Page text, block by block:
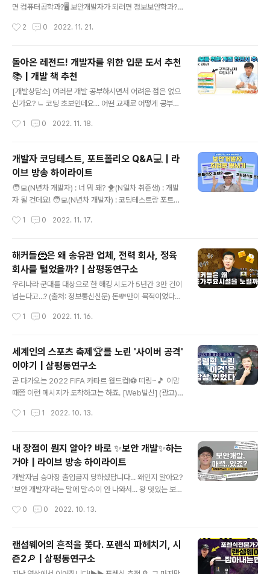
면 컴퓨터공학과?🖥️ 보안개발자가 되려면 정보보안학과?
🌱에서 ✨현직 개발자✨가 된 나… 어떻게 보안 개발자로
공개합니다! 삼평동연구소 스마트폰, 컴퓨터 안 쓰시는 분
거의 없으시죠? 조금만 더 알고 쓰면 스마트한 IT생활을 즐
길 수 있습니다. ◈ 컴퓨터, IT 그리고 보안에 대한 이야기
를 쉽고 재미있게 나누고자 합니다 ◈ www.youtube.co
m
2 0 2022. 11. 21.
돌아온 레전드! 개발자를 위한 입문 도서 추천
📚 | 개발 책 추천
[개발상담소] 여러분 개발 공부하시면서 어려운 점은 없으
신가요? ㄴ 코딩 초보인데요... 어떤 교재로 어떻게 공부하
000페이지가 넘어가더라구요...?😱 도저히 엄두가 나지
어, C++, Java, Git&GitHub 핵심 포인트와 공부방법까
지❗ 당신의 개발 레벨업을 도와줄 ✨보안 개발 현직자의 책
추천✨ 아래 영상에서 감상해보실까요? 삼평동연구소 스
마트폰, 컴퓨터 안 쓰시는 분 거의 없으시죠? 조금만 더 알
고 쓰면 스마트한 IT생활을 즐길 수 있습니다. ◈ 컴퓨터, I
합니다 ◈ www.youtube.com
1 0 2022. 11. 18.
개발자 코딩테스트, 포트폴리오 Q&A💻 | 라
이브 방송 하이라이트
🧑‍💻(N년차 개발자) : 너 뭐 돼? 🐥(N일차 취준생) : 개발
자 될 건데요! 🧑‍💻(N년차 개발자) : 코딩테스트랑 포트폴
차 개발자) : ... 이제는 정적 그만-! 개발자로 취업하기 위해
트가 중요한 이유? 포트폴리오 작성법? 토이 프로젝트 주
제 추천? 직무 선택 고민? 지금 메모 필기📝 준비하시고 삼
평동연구소로 찾아오세요! 삼평동연구소 스마트폰, 컴퓨터
안 쓰시는 분 거의 없으시죠? 조금만 더 알고 쓰면 스마트
한 IT생활을 즐길 수 있습니다. ◈ 컴퓨터, IT 그리고 보안
w.youtube.com
1 0 2022. 11. 17.
해커들🦹은 왜 송유관 업체, 전력 회사, 정육
회사를 털었을까? | 삼평동연구소
우리나라 군대를 대상으로 한 해킹 시도가 5년간 3만 건이
넘는다고...? (출처: 정보통신신문) 돈💸만이 목적이었다면,
경제 및정부의 핵심 기능에 중대한 영향을 미칠 수 있는 시
교통, 의료 등) 그렇다면 이런 국가 기반 시설🏢을 공격하
는 해커들의 목적이 무엇인지 삼평동연구소에서 지금 바로
알아보시죠! 삼평동연구소 스마트폰, 컴퓨터 안 쓰시는 분
거의 없으시죠? 조금만 더 알고 쓰면 스마트한 IT생활을 즐
길 수 있습니다. ◈ 컴퓨터, IT 그리고 보안에 대한 이야기
m
1 0 2022. 11. 16.
세계인의 스포츠 축제🏆를 노린 '사이버 공격'
이야기 | 삼평동연구소
곧 다가오는 2022 FIFA 카타르 월드컵!⚽ 띠링~🎵 이맘
때쯤 이런 메시지가 도착하고는 하죠. [Web발신] (광고)
지!(한정수량) ↓↓↓↓링크 클릭↓↓↓↓ http://www.
이버 공격을 노린 누군가의 악질적인 수법일까🦹 축제를
안전하게 보내기 위한 방법을 삼평동연구소에서 알아봅시
다! 삼평동연구소 스마트폰, 컴퓨터 안 쓰시는 분 거의 없으
시죠? 조금만 더 알고 쓰면 스마트한 IT생활을 즐길 수 있
습니다. ◈ 컴퓨터, IT 그리고 보안에 대한 이야기를 쉽고
1 1 2022. 10. 13.
내 장점이 뭔지 알아? 바로 ✨보안 개발✨하는
거야 | 라이브 방송 하이라이트
개발자님 승마장 출입금지 당하셨답니다... 왜인지 알아요?
'보안 개발자'라는 말에 말🐴이 안 나와서... 왕 멋있는 보안
부터 역량, 자질까지 한큐에 알아보는 하이라이트 모음집!
삼평동연구소 스마트폰, 컴퓨터 안 쓰시는 분 거의 없으시
죠? 조금만 더 알고 쓰면 스마트한 IT생활을 즐길 수 있습
니다. ◈ 컴퓨터, IT 그리고 보안에 대한 이야기를 쉽고 재
0 0 2022. 10. 13.
랜섬웨어의 흔적을 쫓다. 포렌식 파헤치기, 시
즌2🔎 | 삼평동연구소